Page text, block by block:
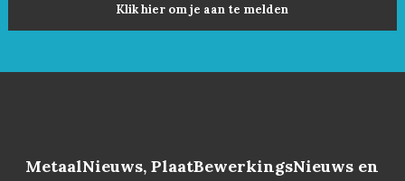
Klik hier om je aan te melden
MetaalNieuws, PlaatBewerkingsNieuws en